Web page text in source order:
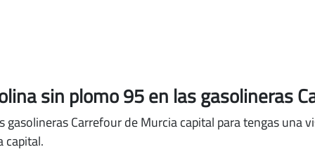
sin plomo 95en las gasolineras
Carrefour de Murcia capital para tengas una
capital.